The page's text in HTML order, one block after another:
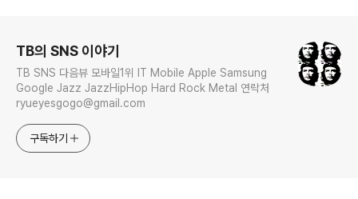
TB의 SNS 이야기
TB SNS 다음뷰 모바일1위 IT Mobile Apple Samsung
Google Jazz JazzHipHop Hard Rock Metal 연락처
ryueyesgogo@gmail.com
구독하기